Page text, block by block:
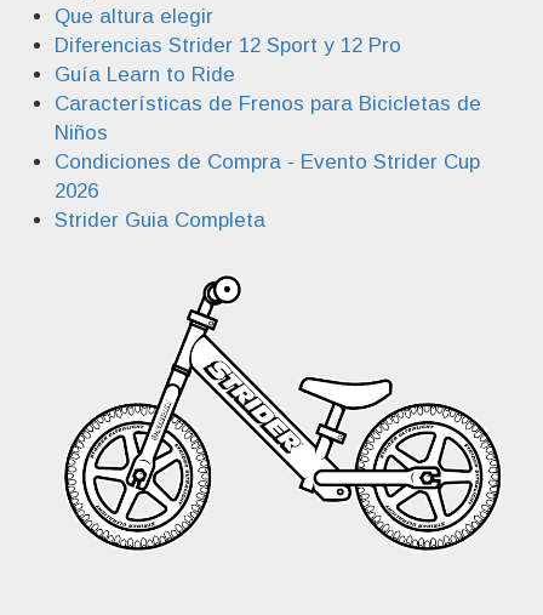
Que altura elegir
Diferencias Strider 12 Sport y 12 Pro
Guía Learn to Ride
Características de Frenos para Bicicletas de
Niños
Condiciones de Compra - Evento Strider Cup
2026
Strider Guia Completa